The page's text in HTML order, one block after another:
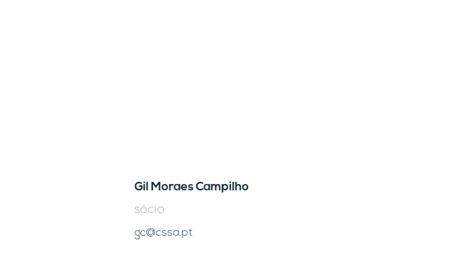
Gil Moraes Campilho
SÓCIO
gc@cssa.pt